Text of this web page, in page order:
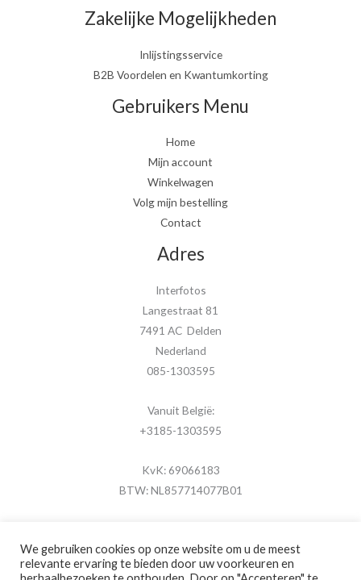
Zakelijke Mogelijkheden
Inlijstingsservice
B2B Voordelen en Kwantumkorting
Gebruikers Menu
Home
Mijn account
Winkelwagen
Volg mijn bestelling
Contact
Adres
Interfotos
Langestraat 81
7491 AC Delden
Nederland
085-1303595
Vanuit België:
+3185-1303595
KvK: 69066183
BTW: NL857714077B01
We gebruiken cookies op onze website om u de meest
relevante ervaring te bieden door uw voorkeuren en